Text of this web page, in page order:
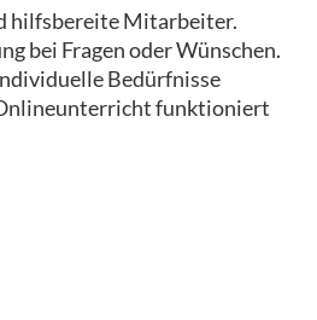
hilfsbereite Mitarbeiter.
bei Fragen oder Wünschen.
Bedürfnisse
funktioniert